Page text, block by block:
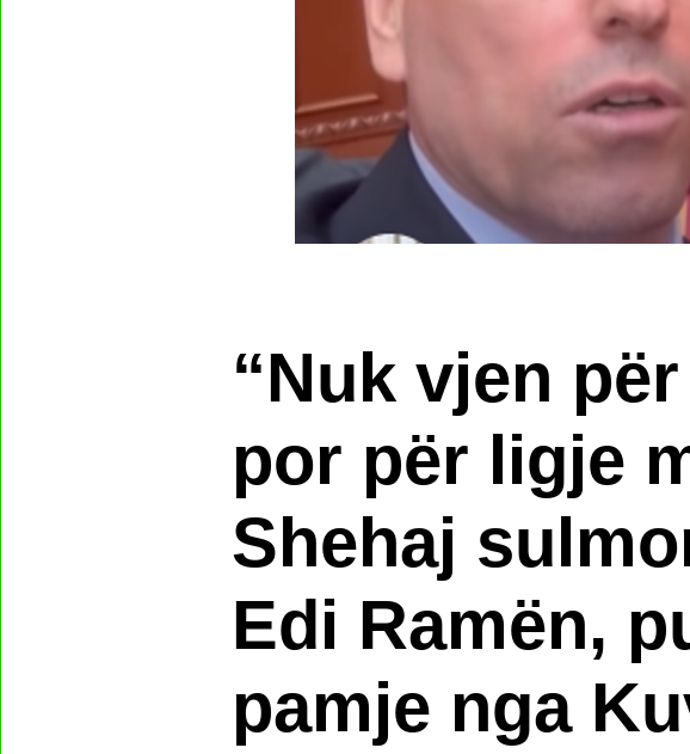
“Nuk vjen
por për ligje
Shehaj
Edi Ramën,
pamje nga